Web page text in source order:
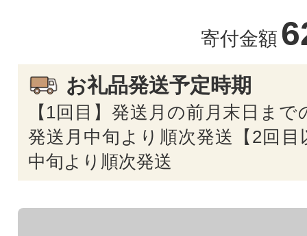
寄付金額
お礼品発送予定時期
【1回目】発送月の前月末日ま
発送月中旬より順次発送【2回目
中旬より順次発送